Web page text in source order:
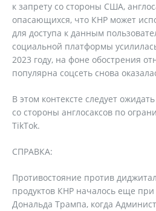
к запрету со стороны США,
опасающихся, что КНР может
для доступа к данным
социальной платформы
2023 году, на фоне обострения
популярна соцсеть снова
В этом контексте следует
со стороны англосаксов по
TikTok.
СПРАВКА:
Противостояние против
продуктов КНР началось еще при
Дональда Трампа, когда